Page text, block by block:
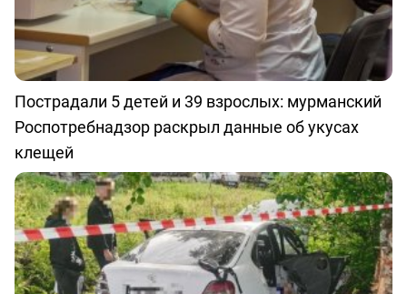
Пострадали 5 детей и 39 взрослых: мурманский
Роспотребнадзор раскрыл данные об укусах
клещей